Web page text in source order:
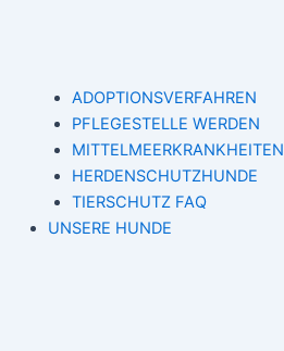
ADOPTIONSVERFAHREN
PFLEGESTELLE WERDEN
MITTELMEERKRANKHEITEN
HERDENSCHUTZHUNDE
TIERSCHUTZ FAQ
UNSERE HUNDE